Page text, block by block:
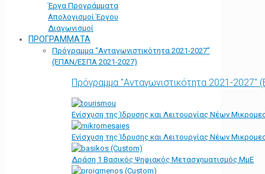
Έργα Προγράμματα
Απολογισμοί Έργου
Διαγωνισμοί
ΠΡΟΓΡΑΜΜΑΤΑ
Πρόγραμμα “Ανταγωνιστικότητα 2021-2027”
(ΕΠΑΝ/ΕΣΠΑ 2021-2027)
Πρόγραμμα "Ανταγωνιστικότητα 2021-
Ενίσχυση της Ίδρυσης και Λειτουργίας Νέων
Ενίσχυση της Ίδρυσης και Λειτουργίας Νέων
Δράση 1 Βασικός Ψηφιακός Μετασχηματισμός ΜμΕ